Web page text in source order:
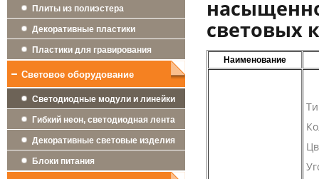
Плиты из полиэстера
Декоративные пластики
Пластики для гравирования
Световое оборудование
Светодиодные модули и линейки
Гибкий неон, светодиодная лента
Декоративные световые изделия
Блоки питания
световых
Наименование